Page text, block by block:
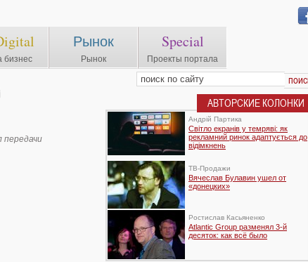
бизнес
Рынок
Рынок
Special
Проекты портала
передачи
АВТОРСКИЕ КОЛОНКИ
Андрій Партика
Світло екранів у темряві: як
рекламний ринок адаптується до
відімкнень
TВ-Продажи
Вячеслав Булавин ушел от
«донецких»
Ростислав Касьяненко
Atlantic Group разменял 3-й
десяток: как всё было